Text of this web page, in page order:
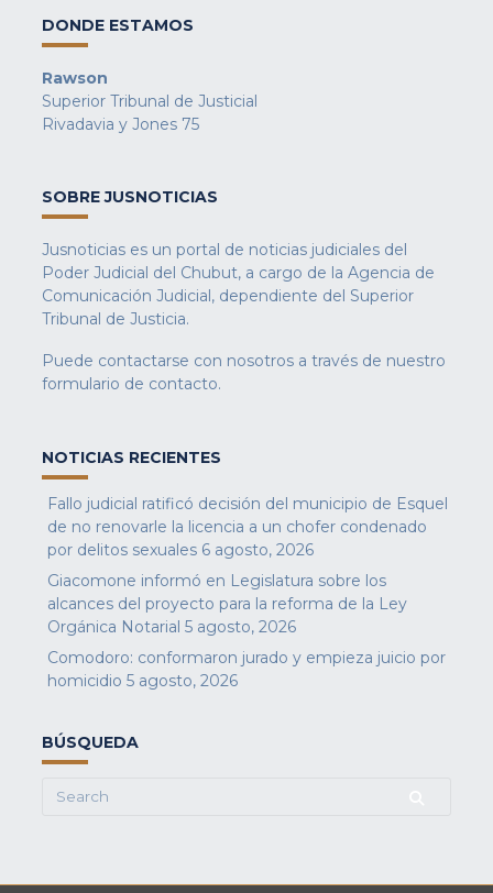
DONDE ESTAMOS
Rawson
Superior Tribunal de Justicial
Rivadavia y Jones 75
SOBRE JUSNOTICIAS
Jusnoticias es un portal de noticias judiciales del
Poder Judicial del Chubut, a cargo de la Agencia de
Comunicación Judicial, dependiente del Superior
Tribunal de Justicia.
Puede contactarse con nosotros a través de nuestro
formulario de contacto.
NOTICIAS RECIENTES
Fallo judicial ratificó decisión del municipio de Esquel
de no renovarle la licencia a un chofer condenado
por delitos sexuales 6 agosto, 2026
Giacomone informó en Legislatura sobre los
alcances del proyecto para la reforma de la Ley
Orgánica Notarial 5 agosto, 2026
Comodoro: conformaron jurado y empieza juicio por
homicidio 5 agosto, 2026
BÚSQUEDA
Search